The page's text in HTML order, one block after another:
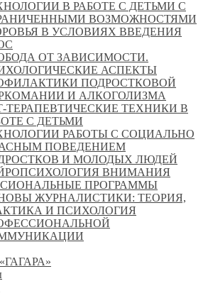
В РАБОТЕ С ДЕТЬМИ С
ВОЗМОЖНОСТЯМИ
В УСЛОВИЯХ ВВЕДЕНИЯ
ОТ ЗАВИСИМОСТИ.
АСПЕКТЫ
ПОДРОСТКОВОЙ
И АЛКОГОЛИЗМА
ТЕРАПЕВТИЧЕСКИЕ ТЕХНИКИ В
С ДЕТЬМИ
РАБОТЫ С СОЦИАЛЬНО
ПОВЕДЕНИЕМ
И МОЛОДЫХ ЛЮДЕЙ
ВНИМАНИЯ
ПРОГРАММЫ
ЖУРНАЛИСТИКИ: ТЕОРИЯ,
И ПСИХОЛОГИЯ
«ГАГАРА»